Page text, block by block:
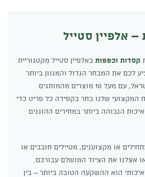
– אלפיין סטייל
קסדות וכפפות באלפיין סטייל מקטגוריית
לכם את המבחר הגדול והמגוון ביותר
של קסדות וכפפות בישראל, עם מעל 10 מוצרים מהמותגים
המקצועי שלנו בחר בקפידה כל פריט כדי
הגבוהה ביותר במחירים ההוגנים
או מקצוענים, מטיילים חובבים או
אצלנו את הציוד המושלם עבורכם.
הוא ההשקעה הטובה ביותר – בין